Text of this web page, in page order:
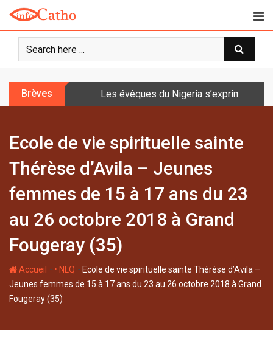
o
Brèves Les évêques du Nigeria s’expriment
Ecole de vie spirituelle sainte
Thérèse d’Avila – Jeunes
femmes de 15 à 17 ans du 23
au 26 octobre 2018 à Grand
Fougeray (35)
Accueil - • NLQ - Ecole de vie spirituelle sainte Thérèse d’Avila –
Jeunes femmes de 15 à 17 ans du 23 au 26 octobre 2018 à Grand
Fougeray (35)